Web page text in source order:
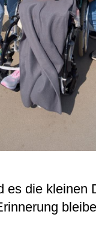
es die kleinen